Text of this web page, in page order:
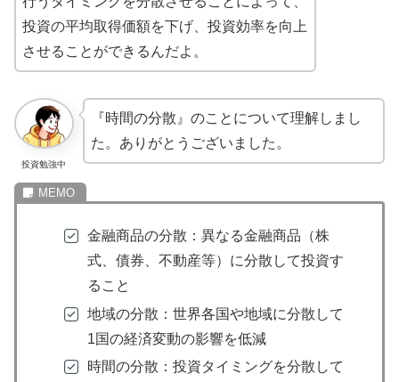
投資の平均取得価額を下げ、投資効率を向上
させることができるんだよ。
投資勉強中
『時間の分散』のことについて理解しまし
た。ありがとうございました。
金融商品の分散：異なる金融商品（株
式、債券、不動産等）に分散して投資す
ること
地域の分散：世界各国や地域に分散して
1国の経済変動の影響を低減
時間の分散：投資タイミングを分散して